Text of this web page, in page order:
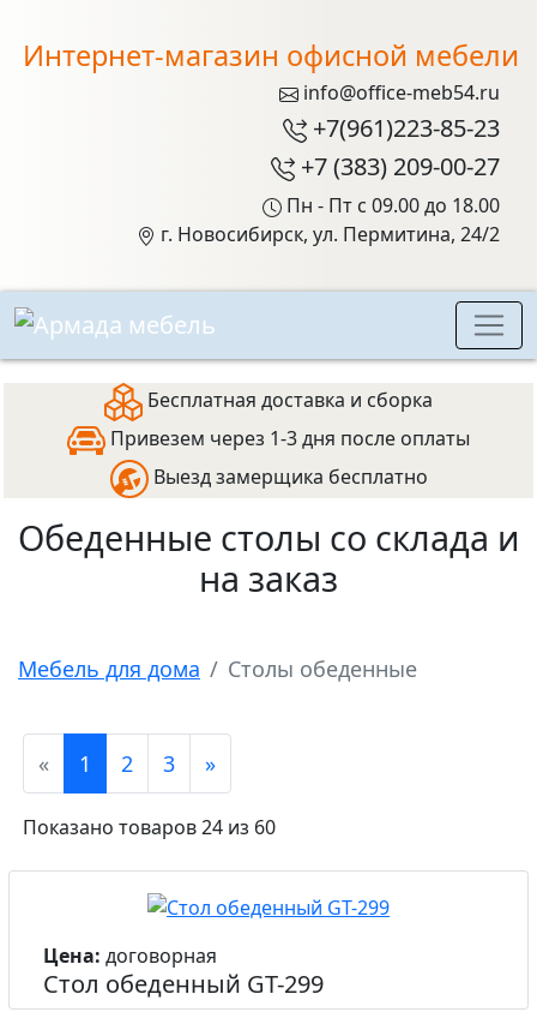
Интернет-магазин офисной мебели
info@office-meb54.ru
+7(961)223-85-23
+7 (383) 209-00-27
Пн - Пт с 09.00 до 18.00
г. Новосибирск, ул. Пермитина, 24/2
Бесплатная доставка и сборка
Привезем через 1-3 дня после оплаты
Выезд замерщика бесплатно
Обеденные столы со склада и
на заказ
Мебель для дома Столы обеденные
« 1 2 3 »
Показано товаров 24 из 60
Цена: договорная
Стол обеденный GT-299